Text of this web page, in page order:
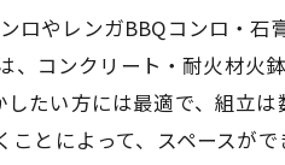
ロやレンガBBQコンロ・
コンクリート・耐火材火
たい方には最適で、組立
とによって、スペースがで